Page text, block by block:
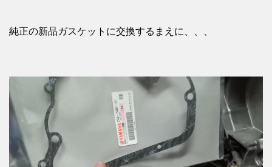
純正の新品ガスケットに交換するまえに、、、